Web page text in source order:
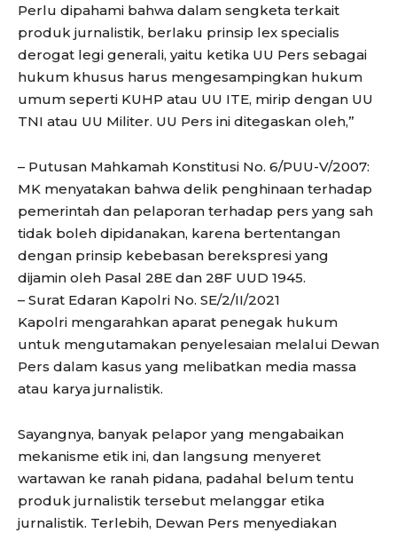
Perlu dipahami bahwa dalam sengketa terkait
produk jurnalistik, berlaku prinsip lex specialis
derogat legi generali, yaitu ketika UU Pers sebagai
hukum khusus harus mengesampingkan hukum
umum seperti KUHP atau UU ITE, mirip dengan UU
TNI atau UU Militer. UU Pers ini ditegaskan oleh,”
– Putusan Mahkamah Konstitusi No. 6/PUU-V/2007:
MK menyatakan bahwa delik penghinaan terhadap
pemerintah dan pelaporan terhadap pers yang sah
tidak boleh dipidanakan, karena bertentangan
dengan prinsip kebebasan berekspresi yang
dijamin oleh Pasal 28E dan 28F UUD 1945.
– Surat Edaran Kapolri No. SE/2/II/2021
Kapolri mengarahkan aparat penegak hukum
untuk mengutamakan penyelesaian melalui Dewan
Pers dalam kasus yang melibatkan media massa
atau karya jurnalistik.
Sayangnya, banyak pelapor yang mengabaikan
mekanisme etik ini, dan langsung menyeret
wartawan ke ranah pidana, padahal belum tentu
produk jurnalistik tersebut melanggar etika
jurnalistik. Terlebih, Dewan Pers menyediakan